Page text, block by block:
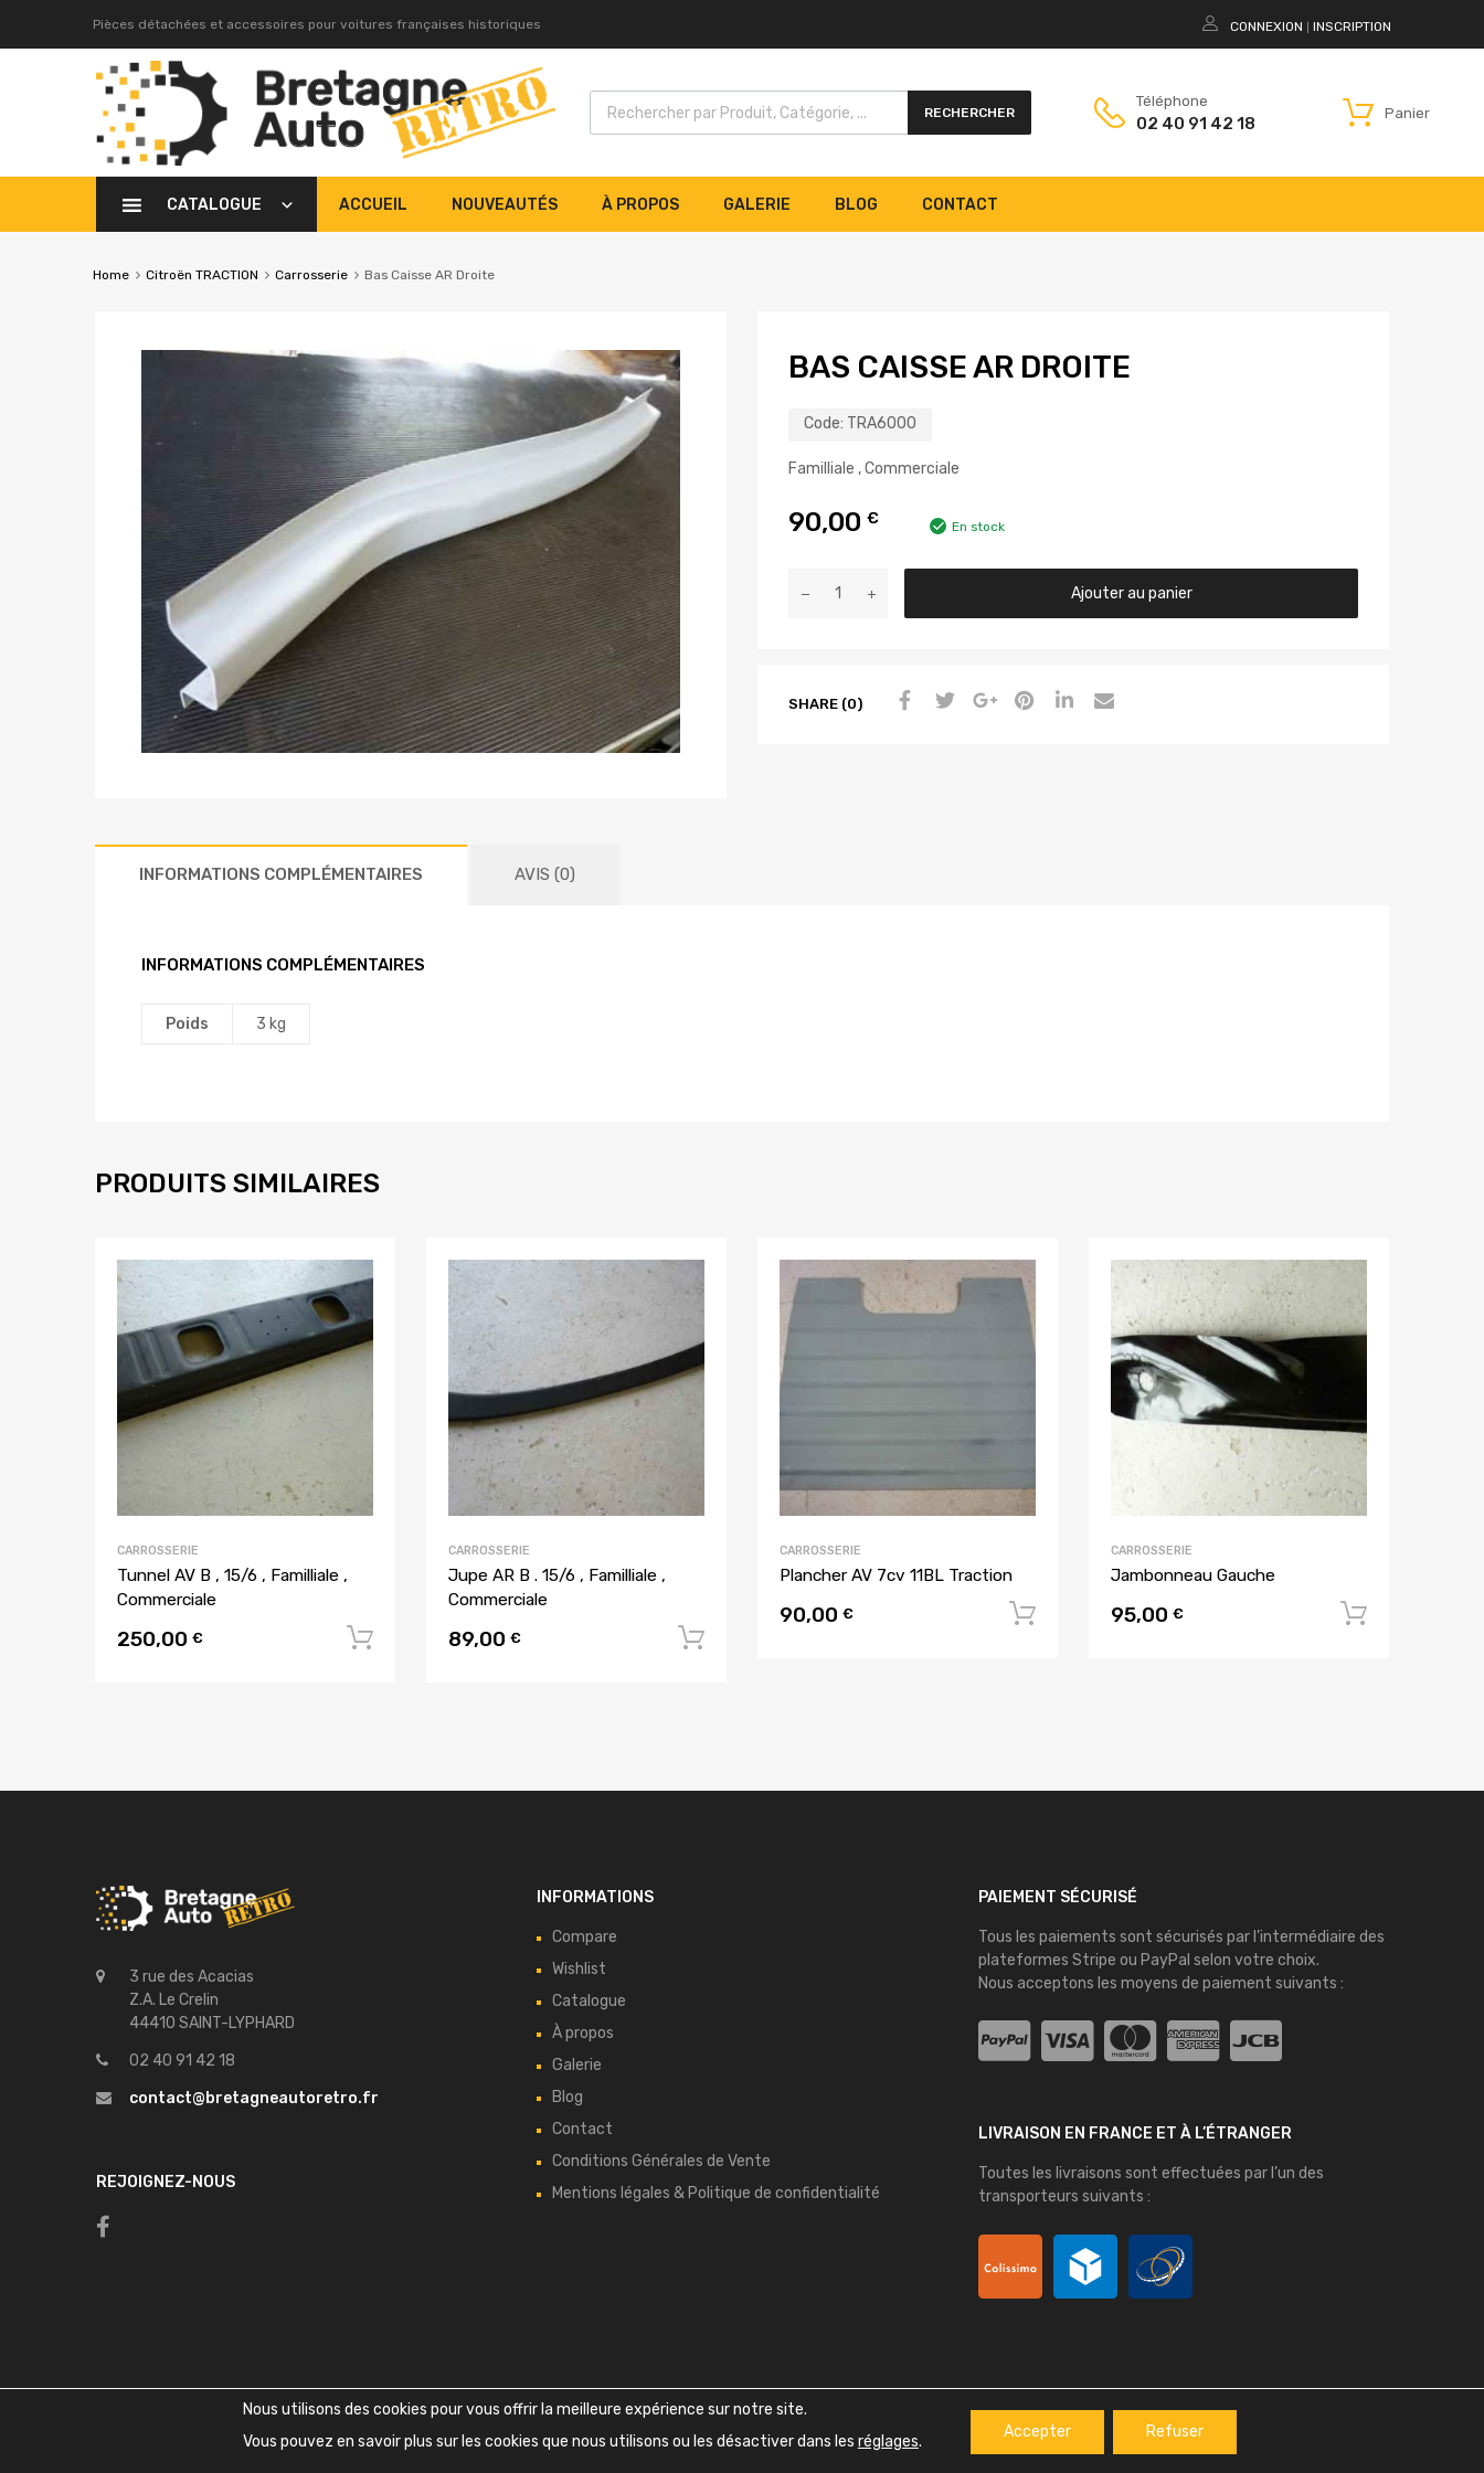
Pièces détachées et accessoires pour voitures françaises historiques CONNEXION INSCRIPTION
RECHERCHER
Téléphone
02 40 91 42 18
Panier
CATALOGUE ACCUEIL NOUVEAUTÉS À PROPOS GALERIE BLOG CONTACT
Home Citroën TRACTION Carrosserie Bas Caisse AR Droite
BAS CAISSE AR DROITE
Code: TRA6000
Familliale , Commerciale
90,00 € En stock
Ajouter au panier
SHARE (0)
INFORMATIONS COMPLÉMENTAIRES AVIS (0)
INFORMATIONS COMPLÉMENTAIRES
Poids 3 kg
PRODUITS SIMILAIRES
CARROSSERIE
Tunnel AV B , 15/6 , Familliale ,
Commerciale
250,00 € Ajouter au panier
CARROSSERIE
Jupe AR B . 15/6 , Familliale ,
Commerciale
89,00 €
CARROSSERIE
Plancher AV 7cv 11BL Traction
90,00 € Ajouter au panier
CARROSSERIE
Jambonneau Gauche
95,00 €
3 rue des Acacias
Z.A. Le Crelin
44410 SAINT-LYPHARD
02 40 91 42 18
contact@bretagneautoretro.fr
REJOIGNEZ-NOUS
INFORMATIONS
Compare
Wishlist
Catalogue
À propos
Galerie
Blog
Contact
Conditions Générales de Vente
Mentions légales & Politique de confidentialité
PAIEMENT SÉCURISÉ
Tous les paiements sont sécurisés par l’intermédiaire des
plateformes Stripe ou PayPal selon votre choix.
Nous acceptons les moyens de paiement suivants :
LIVRAISON EN FRANCE ET À L’ÉTRANGER
Toutes les livraisons sont effectuées par l’un des
transporteurs suivants :
Copyright ©2026 Bretagne Auto Retro - Tous droits réservés
DesignThemes Zone& Développement
Nous utilisons des cookies pour vous offrir la meilleure expérience sur notre site.
Vous pouvez en savoir plus sur les cookies que nous utilisons ou les désactiver dans les réglages.
Accepter Refuser